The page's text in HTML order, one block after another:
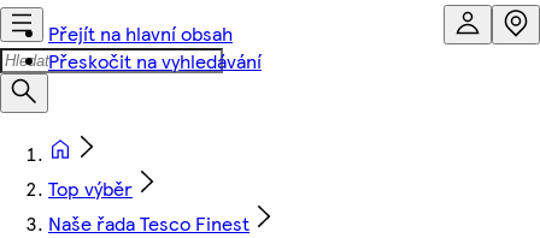
Přejít na hlavní obsah
Přeskočit na vyhledávání
Top výběr
Naše řada Tesco Finest